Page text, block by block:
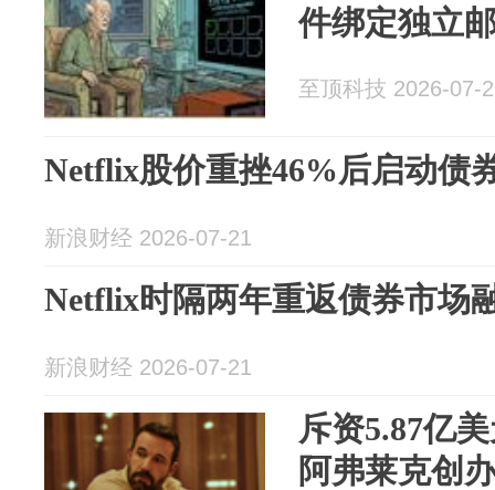
件绑定独立
至顶科技 2026-07-
Netflix股价重挫46%后启动债
新浪财经 2026-07-21
Netflix时隔两年重返债券市场
新浪财经 2026-07-21
斥资5.87亿
阿弗莱克创